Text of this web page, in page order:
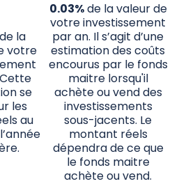
la
votre
se
les
au
0.03%de la valeur de
votre investissement
par an. Il s’agit d’une
estimation des coûts
encourus par le fonds
maitre lorsqu'il
achète ou vend des
investissements
sous-jacents. Le
montant réels
dépendra de ce que
le fonds maitre
achète ou vend.